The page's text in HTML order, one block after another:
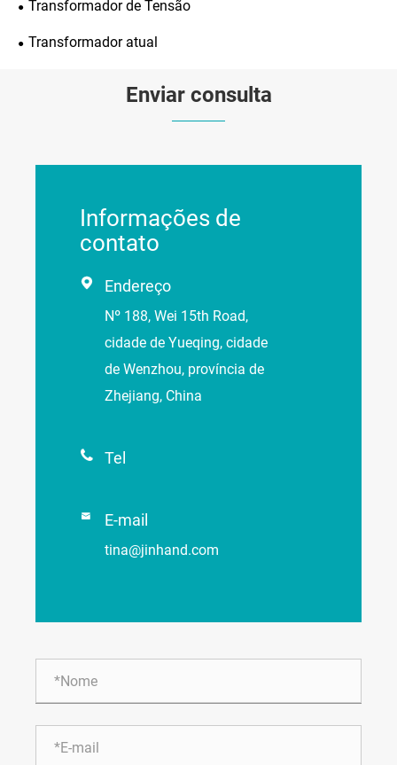
Transformador de Tensão
Transformador atual
Enviar consulta
Informações de
contato
 Endereço
Nº 188, Wei 15th Road,
cidade de Yueqing, cidade
de Wenzhou, província de
Zhejiang, China
 Tel
 E-mail
tina@jinhand.com